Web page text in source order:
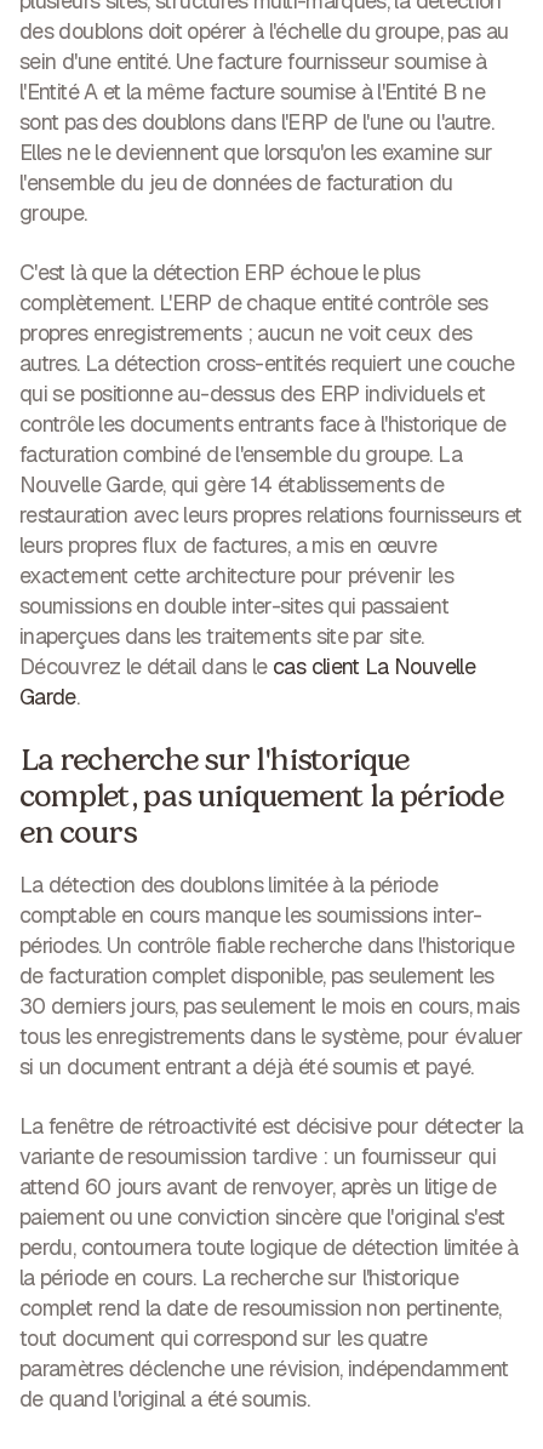
des doublons doit opérer à l'échelle du groupe, pas au
sein d'une entité. Une facture fournisseur soumise à
l'Entité A et la même facture soumise à l'Entité B ne
sont pas des doublons dans l'ERP de l'une ou l'autre.
Elles ne le deviennent que lorsqu'on les examine sur
l'ensemble du jeu de données de facturation du
groupe.
C'est là que la détection ERP échoue le plus
complètement. L'ERP de chaque entité contrôle ses
propres enregistrements ; aucun ne voit ceux des
autres. La détection cross-entités requiert une couche
qui se positionne au-dessus des ERP individuels et
contrôle les documents entrants face à l'historique de
facturation combiné de l'ensemble du groupe. La
Nouvelle Garde, qui gère 14 établissements de
restauration avec leurs propres relations fournisseurs et
leurs propres flux de factures, a mis en œuvre
exactement cette architecture pour prévenir les
soumissions en double inter-sites qui passaient
inaperçues dans les traitements site par site.
Découvrez le détail dans le cas client La Nouvelle
Garde.
La recherche sur l'historique
complet, pas uniquement la période
en cours
La détection des doublons limitée à la période
comptable en cours manque les soumissions inter-
périodes. Un contrôle fiable recherche dans l'historique
de facturation complet disponible, pas seulement les
30 derniers jours, pas seulement le mois en cours, mais
tous les enregistrements dans le système, pour évaluer
si un document entrant a déjà été soumis et payé.
La fenêtre de rétroactivité est décisive pour détecter la
variante de resoumission tardive : un fournisseur qui
attend 60 jours avant de renvoyer, après un litige de
paiement ou une conviction sincère que l'original s'est
perdu, contournera toute logique de détection limitée à
la période en cours. La recherche sur l'historique
complet rend la date de resoumission non pertinente,
tout document qui correspond sur les quatre
paramètres déclenche une révision, indépendamment
de quand l'original a été soumis.